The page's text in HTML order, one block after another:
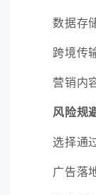
数据存
跨境传
营销内
风险规
选择通
广告落